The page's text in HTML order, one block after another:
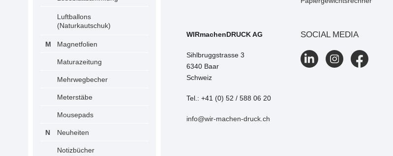
Luftballons
(Naturkautschuk)
Magnetfolien
Maturazeitung
Mehrwegbecher
Meterstäbe
Mousepads
Neuheiten
Notizbücher
WIRmachenDRUCK AG
Sihlbruggstrasse 3
6340 Baar
Schweiz
Tel.: +41 (0) 52 / 588 06 20
info@wir-machen-druck.ch
SOCIAL MEDIA